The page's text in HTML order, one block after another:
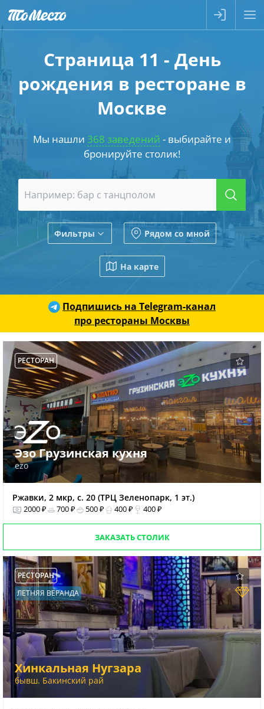
Страница 11 - День
рождения в ресторане в
Москве
Мы нашли 368 заведений - выбирайте и
бронируйте столик!
Фильтры Рядом со мной
На карте
Подпишись на Telegram-канал
про рестораны Москвы
РЕСТОРАН
Эзо Грузинская кухня
ezo
Ржавки, 2 мкр, с. 20 (ТРЦ Зеленопарк, 1 эт.)
2000 ₽ 700 ₽ 500 ₽ 400 ₽ 400 ₽
ЗАКАЗАТЬ СТОЛИК
РЕСТОРАН
ЛЕТНЯЯ ВЕРАНДА
Хинкальная Нугзара
бывш. Бакинский рай